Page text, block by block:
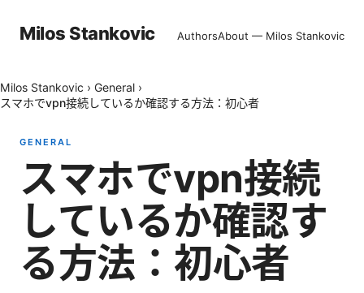
Milos Stankovic AuthorsAbout — Milos Stankovic
Milos Stankovic › General ›
スマホでvpn接続しているか確認する方法：初心者
GENERAL
スマホでvpn接続
しているか確認す
る方法：初心者